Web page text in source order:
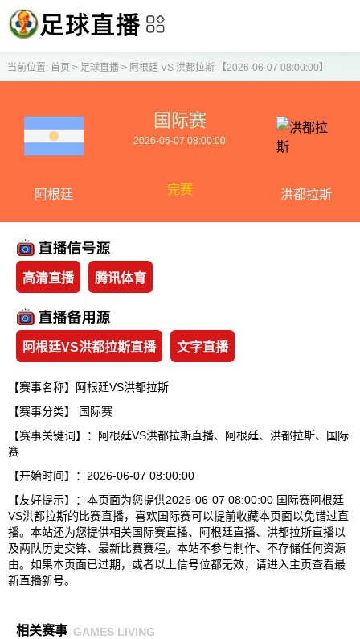
当前位置: 首页 > 足球直播> 阿根廷 VS 洪都拉斯 【2026-06-07 08:00:00】
阿根廷
国际赛
2026-06-07 08:00:00
完赛 洪都拉斯
高清直播 腾讯体育
阿根廷VS洪都拉斯直播 文字直播
【赛事名称】阿根廷VS洪都拉斯
【赛事分类】
国际赛
【赛事关键词】：阿根廷VS洪都拉斯直播、阿根廷、洪都拉斯、国际
赛
【开始时间】：2026-06-07 08:00:00
【友好提示】：本页面为您提供2026-06-07 08:00:00 国际赛阿根廷
VS洪都拉斯的比赛直播，喜欢国际赛可以提前收藏本页面以免错过直
播。本站还为您提供相关国际赛直播、阿根廷直播、洪都拉斯直播以
及两队历史交锋、最新比赛赛程。本站不参与制作、不存储任何资源
由。如果本页面已过期，或者以上信号位都无效，请进入主页查看最
新直播新号。
相关赛事 GAMES LIVING